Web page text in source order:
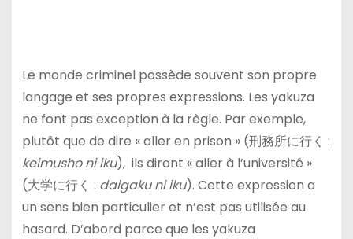
Le monde criminel possède souvent son propre
langage et ses propres expressions. Les yakuza
ne font pas exception à la règle. Par exemple,
plutôt que de dire « aller en prison » (刑務所に行く :
keimusho ni iku), ils diront « aller à l’université »
(大学に行く : daigaku ni iku). Cette expression a
un sens bien particulier et n’est pas utilisée au
hasard. D’abord parce que les yakuza